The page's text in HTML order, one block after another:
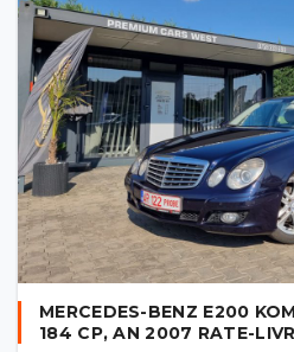
MERCEDES-BENZ E200
184 CP, AN 2007 RATE-